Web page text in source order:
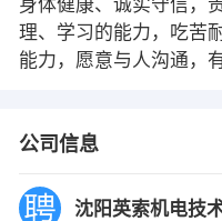
身体健康、诚实守信，
理、学习的能力，吃苦
能力，愿意与人沟通，
公司信息
沈阳英索机电技